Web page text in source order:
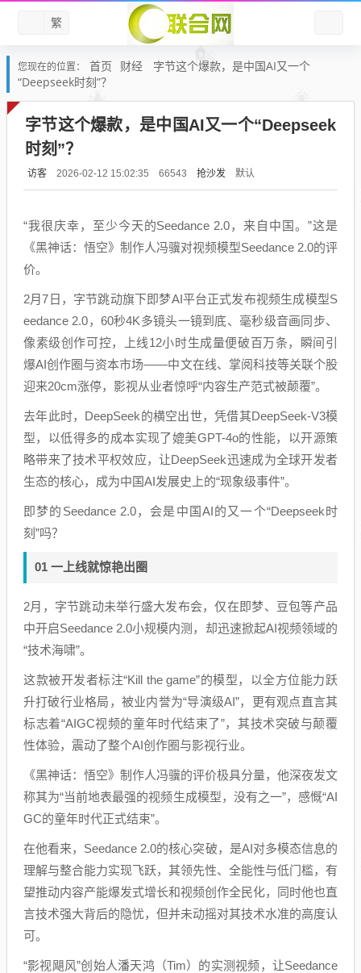
繁
您现在的位置： 首页 财经
字节这个爆款，是中国AI又一个
“Deepseek时刻”？
字节这个爆款，是中国AI又一个“Deepseek
时刻”？
访客 2026-02-12 15:02:35 66543 抢沙发 默认
“我很庆幸，至少今天的Seedance 2.0，来自中国。”这是
《黑神话：悟空》制作人冯骥对视频模型Seedance 2.0的评
价。
2月7日，字节跳动旗下即梦AI平台正式发布视频生成模型S
eedance 2.0，60秒4K多镜头一镜到底、毫秒级音画同步、
像素级创作可控，上线12小时生成量便破百万条，瞬间引
爆AI创作圈与资本市场——中文在线、掌阅科技等关联个股
迎来20cm涨停，影视从业者惊呼“内容生产范式被颠覆”。
去年此时，DeepSeek的横空出世，凭借其DeepSeek-V3模
型，以低得多的成本实现了媲美GPT-4o的性能，以开源策
略带来了技术平权效应，让DeepSeek迅速成为全球开发者
生态的核心，成为中国AI发展史上的“现象级事件”。
即梦的Seedance 2.0，会是中国AI的又一个“Deepseek时
刻”吗？
01 一上线就惊艳出圈
2月，字节跳动未举行盛大发布会，仅在即梦、豆包等产品
中开启Seedance 2.0小规模内测，却迅速掀起AI视频领域的
“技术海啸”。
这款被开发者标注“Kill the game”的模型，以全方位能力跃
升打破行业格局，被业内誉为“导演级AI”，更有观点直言其
标志着“AIGC视频的童年时代结束了”，其技术突破与颠覆
性体验，震动了整个AI创作圈与影视行业。
《黑神话：悟空》制作人冯骥的评价极具分量，他深夜发文
称其为“当前地表最强的视频生成模型，没有之一”，感慨“AI
GC的童年时代正式结束”。
在他看来，Seedance 2.0的核心突破，是AI对多模态信息的
理解与整合能力实现飞跃，其领先性、全能性与低门槛，有
望推动内容产能爆发式增长和视频创作全民化，同时他也直
言技术强大背后的隐忧，但并未动摇对其技术水准的高度认
可。
“影视飓风”创始人潘天鸿（Tim）的实测视频，让Seedance